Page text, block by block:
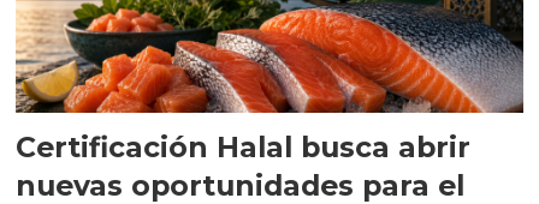
Certificación Halal busca abrir
nuevas oportunidades para el